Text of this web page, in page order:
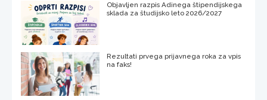
Objavljen razpis Adinega štipendijskega
sklada za študijsko leto 2026/2027
Rezultati prvega prijavnega roka za vpis
na faks!